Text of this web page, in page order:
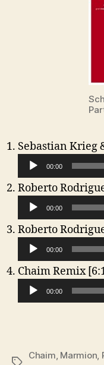
Sebastian Krieg
00:00
Roberto
00:00
Roberto
00:00
Chaim Remix
00:00
Schlagwörter
Chaim Marmion